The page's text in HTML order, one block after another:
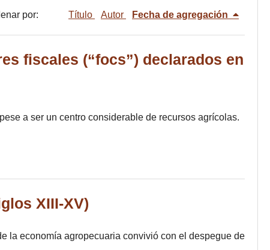
por: Título Autor Fecha de agregación
fiscales (“focs”) declarados en
a ser un centro considerable de recursos agrícolas.
XIII-XV)
la economía agropecuaria convivió con el despegue de